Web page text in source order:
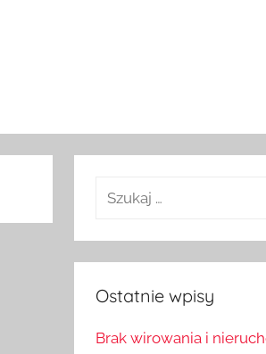
Szukaj:
Ostatnie wpisy
Brak wirowania i